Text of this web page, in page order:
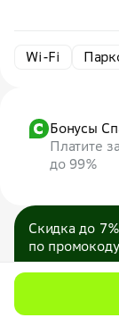
Wi-Fi
Бонусы
Платите
до 99%
Скидка до
по
Максимум —